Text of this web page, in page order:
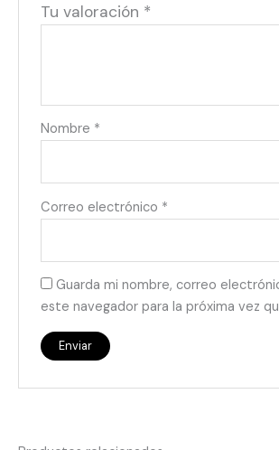
Tu valoración *
Nombre *
Correo electrónico *
Guarda mi nombre, correo
este navegador para la próxima vez